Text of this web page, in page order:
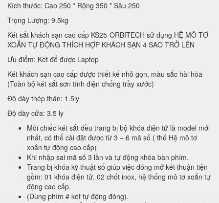
Kích thước: Cao 250 * Rộng 350 * Sâu 250
Trọng Lượng: 9.5kg
Két sắt khách sạn cao cấp KS25-ORBITECH sử dụng HỆ MÔ TƠ
XOẮN TỰ ĐỘNG THÍCH HỢP KHÁCH SẠN 4 SAO TRỞ LÊN
Ưu điểm: Két để được Laptop
Két khách sạn cao cấp được thiết kế nhỏ gọn, màu sắc hài hòa
(Toàn bộ két sắt sơn tĩnh điện chống trầy xước)
Độ dày thép thân: 1.5ly
Độ dày cửa: 3.5 ly
Mỗi chiếc két sắt đều trang bị bộ khóa điện tử là model mới
nhất, có thể cài đặt được từ 3 – 6 mã số ( thế Hệ mô tơ
xoắn tự động cao cấp)
Khi nhập sai mã số 3 lần và tự động khóa bàn phím.
Trang bị khóa kỹ thuật số giúp việc đóng mở két thuận tiện
gồm: 01 khóa điện tử, 02 chốt inox, hệ thống mô tơ xoắn tự
động cao cấp.
(Dùng phím # két tự động đóng).